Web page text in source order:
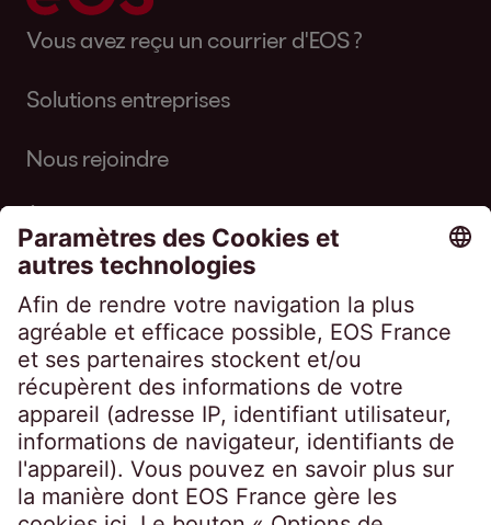
Vous avez reçu un courrier d'EOS ?
Solutions entreprises
Nous rejoindre
Suivez-nous sur
EOS France